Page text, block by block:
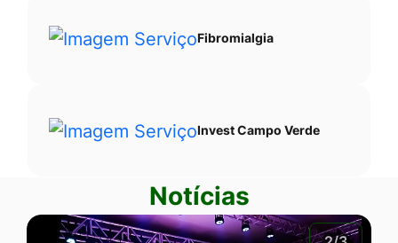
Fibromialgia
Invest Campo Verde
Notícias